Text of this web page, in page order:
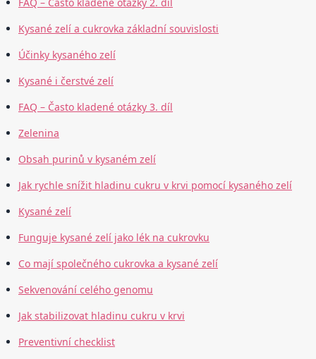
FAQ – Často kladené otázky 2. díl
Kysané zelí a cukrovka základní souvislosti
Účinky kysaného zelí
Kysané i čerstvé zelí
FAQ – Často kladené otázky 3. díl
Zelenina
Obsah purinů v kysaném zelí
Jak rychle snížit hladinu cukru v krvi pomocí kysaného zelí
Kysané zelí
Funguje kysané zelí jako lék na cukrovku
Co mají společného cukrovka a kysané zelí
Sekvenování celého genomu
Jak stabilizovat hladinu cukru v krvi
Preventivní checklist